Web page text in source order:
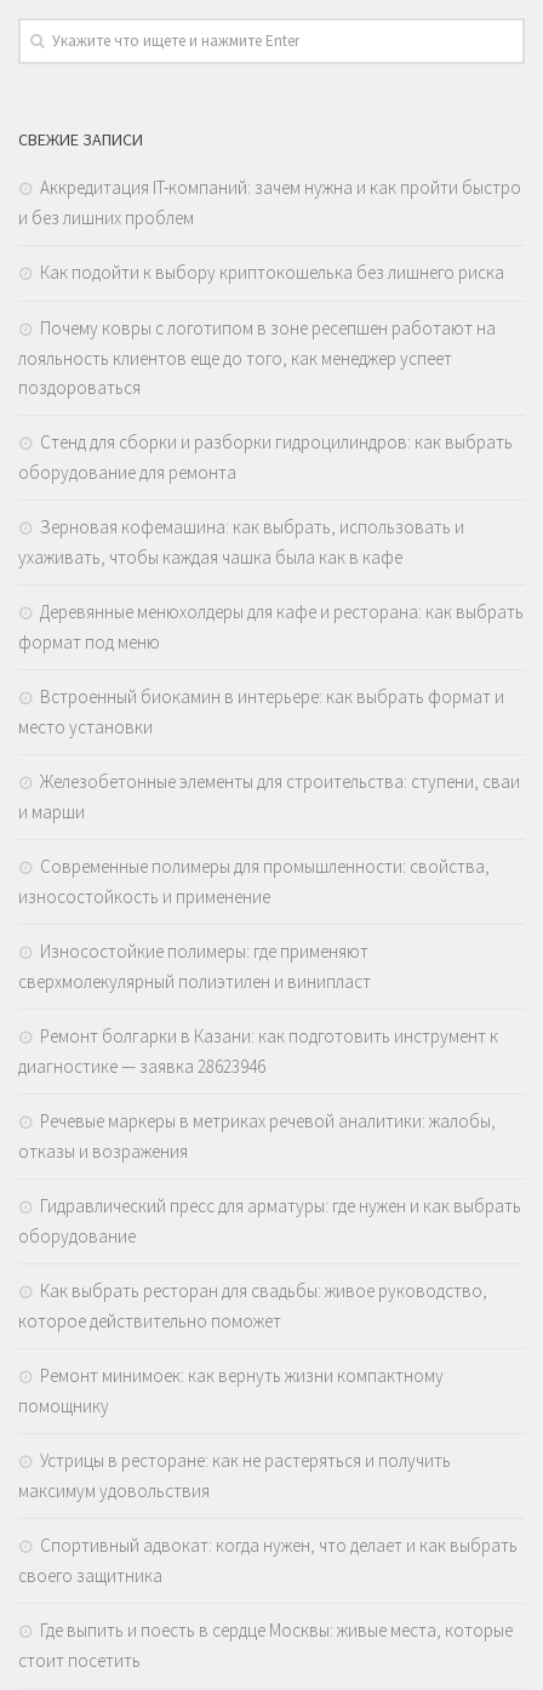
СВЕЖИЕ ЗАПИСИ
Аккредитация IT-компаний: зачем нужна и как пройти быстро
и без лишних проблем
Как подойти к выбору криптокошелька без лишнего риска
Почему ковры с логотипом в зоне ресепшен работают на
лояльность клиентов еще до того, как менеджер успеет
поздороваться
Стенд для сборки и разборки гидроцилиндров: как выбрать
оборудование для ремонта
Зерновая кофемашина: как выбрать, использовать и
ухаживать, чтобы каждая чашка была как в кафе
Деревянные менюхолдеры для кафе и ресторана: как выбрать
формат под меню
Встроенный биокамин в интерьере: как выбрать формат и
место установки
Железобетонные элементы для строительства: ступени, сваи
и марши
Современные полимеры для промышленности: свойства,
износостойкость и применение
Износостойкие полимеры: где применяют
сверхмолекулярный полиэтилен и винипласт
Ремонт болгарки в Казани: как подготовить инструмент к
диагностике — заявка 28623946
Речевые маркеры в метриках речевой аналитики: жалобы,
отказы и возражения
Гидравлический пресс для арматуры: где нужен и как выбрать
оборудование
Как выбрать ресторан для свадьбы: живое руководство,
которое действительно поможет
Ремонт минимоек: как вернуть жизни компактному
помощнику
Устрицы в ресторане: как не растеряться и получить
максимум удовольствия
Спортивный адвокат: когда нужен, что делает и как выбрать
своего защитника
Где выпить и поесть в сердце Москвы: живые места, которые
стоит посетить